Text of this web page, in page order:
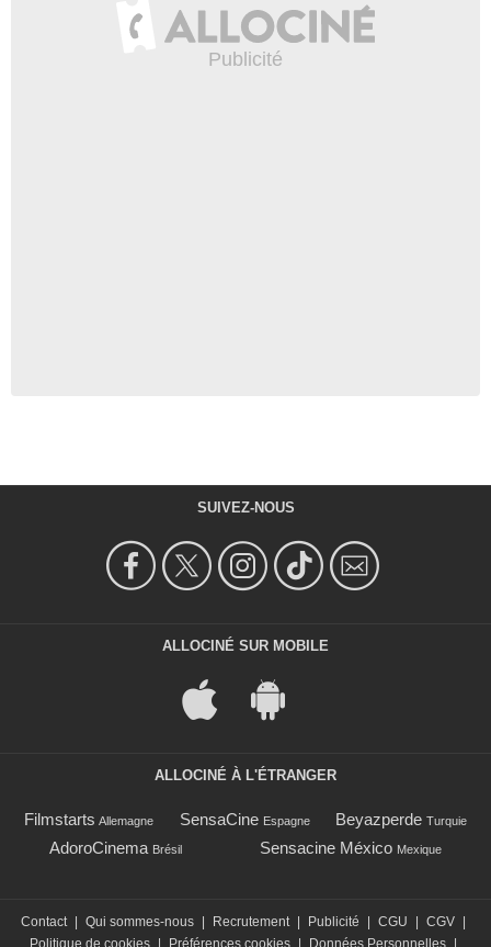
SUIVEZ-NOUS
ALLOCINÉ SUR MOBILE
ALLOCINÉ À L'ÉTRANGER
Filmstarts Allemagne SensaCine Espagne Beyazperde Turquie
AdoroCinema Brésil Sensacine México Mexique
Contact Qui sommes-nous Recrutement Publicité CGU CGV
Politique de cookies
Préférences cookies Données Personnelles